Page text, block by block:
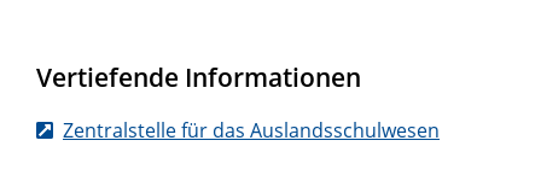
Vertiefende Informationen
Zentralstelle für das Auslandsschulwesen